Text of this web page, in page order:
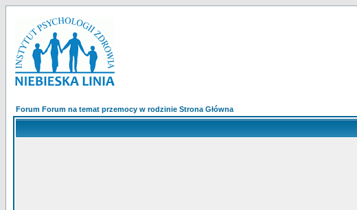
Forum Forum na temat przemocy w rodzinie Strona Główna